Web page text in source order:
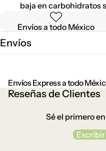
baja en carbohidratos
Envíos a todo México
Envíos
Envíos Express a todo
Reseñas de Clientes
Sé el primero